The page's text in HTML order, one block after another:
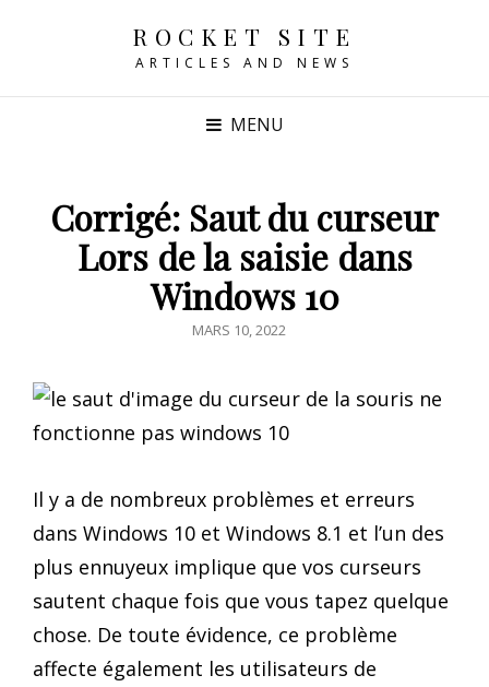
ROCKET SITE
ARTICLES AND NEWS
MENU
Corrigé: Saut du curseur
Lors de la saisie dans
Windows 10
POSTED
MARS 10, 2022
Il y a de nombreux problèmes et erreurs
dans Windows 10 et Windows 8.1 et l’un des
plus ennuyeux implique que vos curseurs
sautent chaque fois que vous tapez quelque
chose. De toute évidence, ce problème
affecte également les utilisateurs de